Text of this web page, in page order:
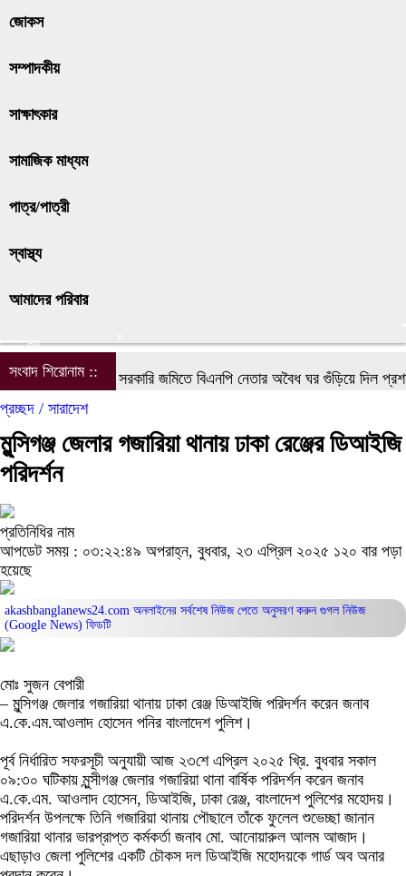
জোকস
সম্পাদকীয়
সাক্ষাৎকার
সামাজিক মাধ্যম
পাত্র/পাত্রী
স্বাস্থ্য
আমাদের পরিবার
সব
সংবাদ শিরোনাম :: সরকারি জমিতে বিএনপি নেতার অবৈধ ঘর গুঁড়িয়ে দিল প্রশাসন
প্রচ্ছদ / সারাদেশ
মুন্সিগঞ্জ জেলার গজারিয়া থানায় ঢাকা রেঞ্জের ডিআইজি
পরিদর্শন
প্রতিনিধির নাম
আপডেট সময় : ০৩:২২:৪৯ অপরাহ্ন, বুধবার, ২৩ এপ্রিল ২০২৫ ১২০ বার পড়া
হয়েছে
akashbanglanews24.com অনলাইনের সর্বশেষ নিউজ পেতে অনুসরণ করুন গুগল নিউজ
(Google News) ফিডটি
মোঃ সুজন বেপারী
– মুন্সিগঞ্জ জেলার গজারিয়া থানায় ঢাকা রেঞ্জ ডিআইজি পরিদর্শন করেন জনাব
এ.কে.এম.আওলাদ হোসেন পনির বাংলাদেশ পুলিশ।
পূর্ব নির্ধারিত সফরসূচী অনুযায়ী আজ ২৩শে এপ্রিল ২০২৫ খ্রি. বুধবার সকাল
০৯:৩০ ঘটিকায় মুন্সীগঞ্জ জেলার গজারিয়া থানা বার্ষিক পরিদর্শন করেন জনাব
এ.কে.এম. আওলাদ হোসেন, ডিআইজি, ঢাকা রেঞ্জ, বাংলাদেশ পুলিশের মহোদয়।
পরিদর্শন উপলক্ষে তিনি গজারিয়া থানায় পৌছালে তাঁকে ফুলেল শুভেচ্ছা জানান
গজারিয়া থানার ভারপ্রাপ্ত কর্মকর্তা জনাব মো. আনোয়ারুল আলম আজাদ।
এছাড়াও জেলা পুলিশের একটি চৌকস দল ডিআইজি মহোদয়কে গার্ড অব অনার